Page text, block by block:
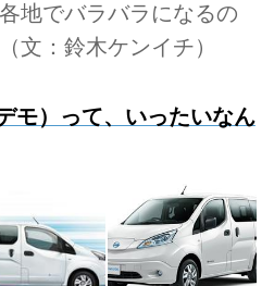
地でバラバラになるの
文：鈴木ケンイチ）
モ）って、いったいなん